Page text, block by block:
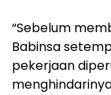
“Sebelum
Babinsa
pekerjaan